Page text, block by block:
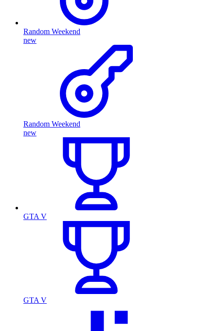
Random Weekend
new
Random Weekend
new
GTA V
GTA V